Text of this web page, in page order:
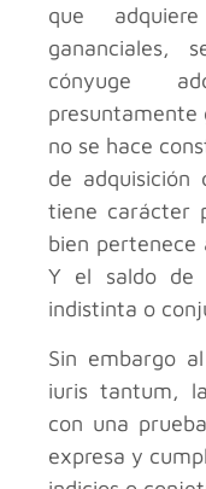
que
gananciales,
cónyuge
presuntamente
no se hace
de
tiene carácter
bien pertenece
Y el saldo de
indistinta o
Sin embargo
iuris tantum,
con una
expresa y